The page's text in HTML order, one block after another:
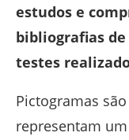
estudos e
bibliografias
testes
Pictogramas
representam